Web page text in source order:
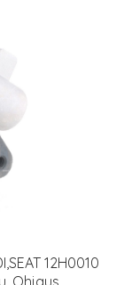
12H0010
Ohjaus